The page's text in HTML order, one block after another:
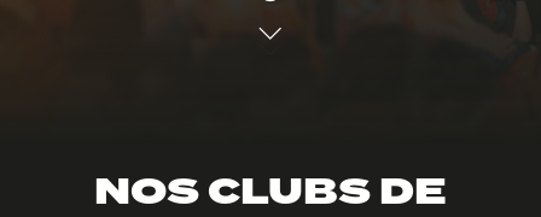
NOS CLUBS DE